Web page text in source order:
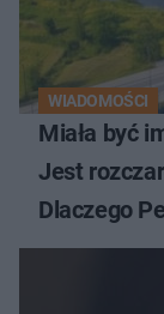
WIADOMOŚCI
Miała być
Jest
Dlaczego